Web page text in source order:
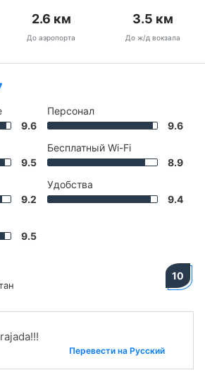
2.6 км
До аэропорта
3.5 км
До ж/д вокзала
9.6
9.5
9.2
9.5
Персонал
9.6
Бесплатный Wi-Fi
8.9
Удобства
9.4
10
Перевести на Русский